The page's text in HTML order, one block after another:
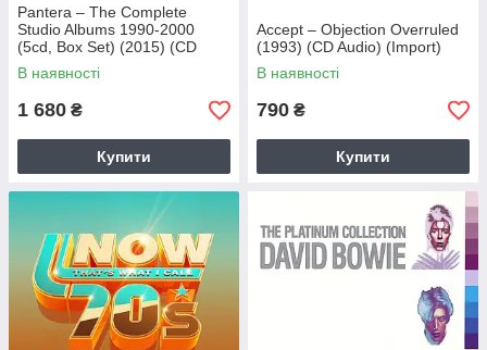
Pantera – The Complete
Studio Albums 1990-2000
(5cd, Box Set) (2015) (CD
Audio) (Import)
В наявності
1 680 ₴
Купити
Accept – Objection Overruled
(1993) (CD Audio) (Import)
В наявності
790 ₴
Купити